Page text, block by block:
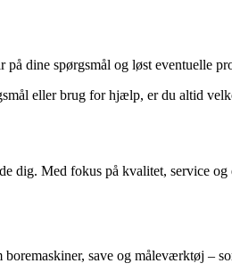
dine spørgsmål og løst eventuelle
eller brug for hjælp, er du altid
dig. Med fokus på kvalitet, service og
save og måleværktøj –